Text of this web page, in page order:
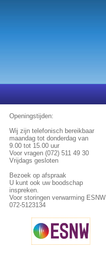
Openingstijden:
Wij zijn telefonisch bereikbaar
maandag tot donderdag van
9.00 tot 15.00 uur
Voor vragen (072) 511 49 30
Vrijdags gesloten
Bezoek op afspraak
U kunt ook uw boodschap
inspreken.
Voor storingen verwarming ESNW
072-5123134